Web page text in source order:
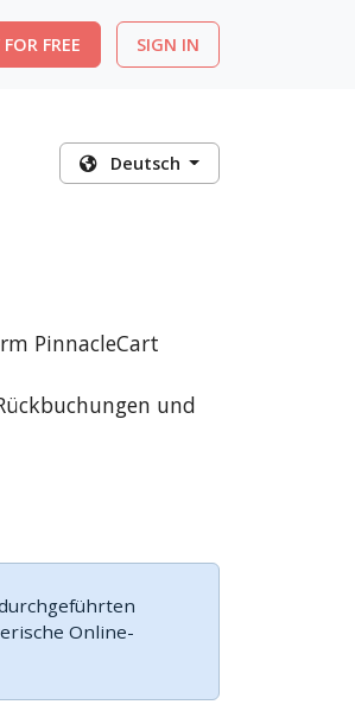
FREE SIGN IN
Deutsch
PinnacleCart
und
Online-